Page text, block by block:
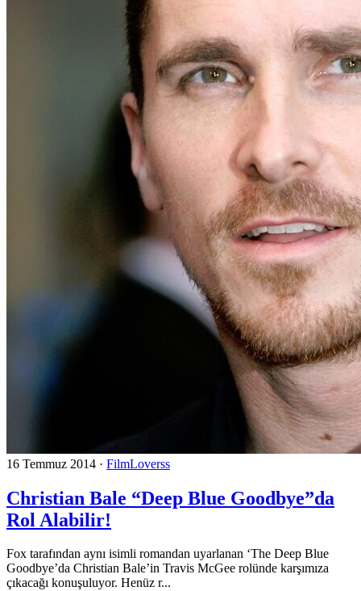
16 Temmuz 2014 · FilmLoverss
Christian Bale “Deep Blue Goodbye”da
Rol Alabilir!
Fox tarafından aynı isimli romandan uyarlanan ‘The Deep Blue
Goodbye’da Christian Bale’in Travis McGee rolünde karşımıza
çıkacağı konuşuluyor. Henüz r...